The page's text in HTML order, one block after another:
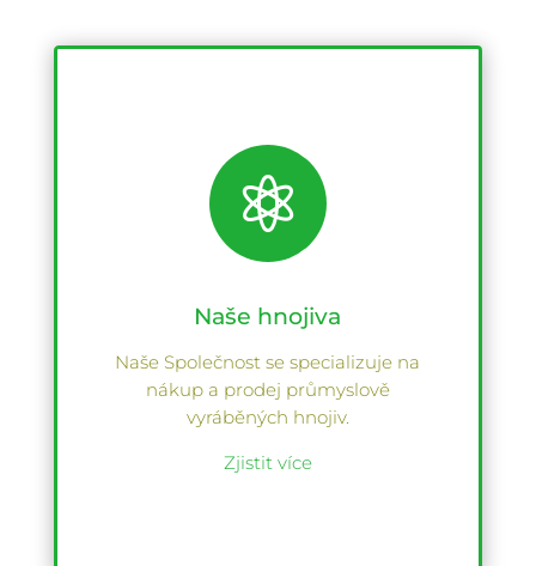

Naše hnojiva
Naše Společnost se specializuje na
nákup a prodej průmyslově
vyráběných hnojiv.
Zjistit více